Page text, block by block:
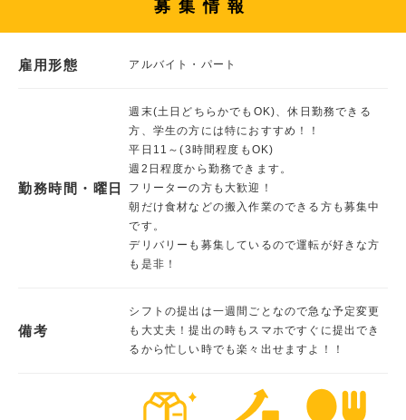
募集情報
雇用形態 アルバイト・パート
勤務時間・曜日
週末(土日どちらかでもOK)、休日勤務できる
方、学生の方には特におすすめ！！
平日11～(3時間程度もOK)
週2日程度から勤務できます。
フリーターの方も大歓迎！
朝だけ食材などの搬入作業のできる方も募集中
です。
デリバリーも募集しているので運転が好きな方
も是非！
備考
シフトの提出は一週間ごとなので急な予定変更
も大丈夫！提出の時もスマホですぐに提出でき
るから忙しい時でも楽々出せますよ！！